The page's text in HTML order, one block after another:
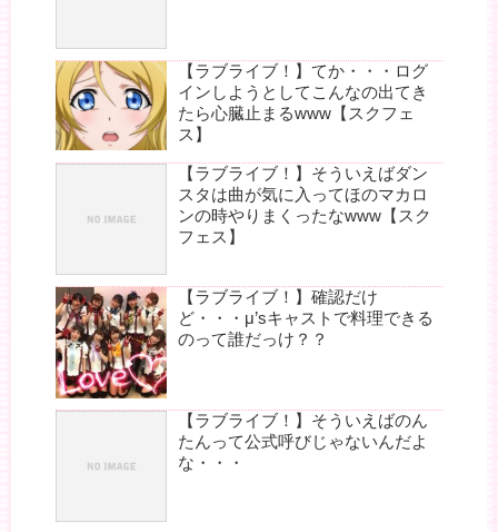
【ラブライブ！】てか・・・ログ
インしようとしてこんなの出てき
たら心臓止まるwww【スクフェ
ス】
【ラブライブ！】そういえばダン
スタは曲が気に入ってほのマカロ
ンの時やりまくったなwww【スク
フェス】
【ラブライブ！】確認だけ
ど・・・μ’sキャストで料理できる
のって誰だっけ？？
【ラブライブ！】そういえばのん
たんって公式呼びじゃないんだよ
な・・・